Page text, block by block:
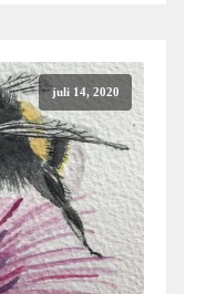
juli 14, 2020